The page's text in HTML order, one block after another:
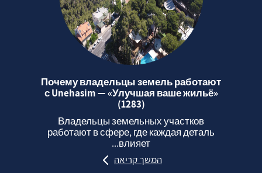
Почему владельцы земель работают
с Unehasim — «Улучшая ваше жильё»
(1283)
Владельцы земельных участков
работают в сфере, где каждая деталь
влияет...
המשך קריאה